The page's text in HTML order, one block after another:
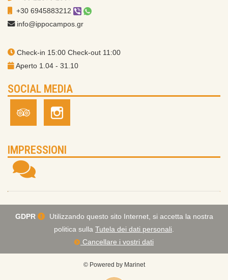
+30 6945883212
info@ippocampos.gr
Check-in 15:00 Check-out 11:00
Aperto 1.04 - 31.10
SOCIAL MEDIA
IMPRESSIONI
GDPR
Utilizzando questo sito Internet, si accetta la nostra
politica sulla Tutela dei dati personali
Cancellare i vostri dati
© Powered by Marinet